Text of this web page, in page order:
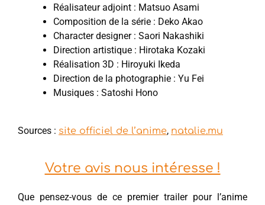
Réalisateur adjoint : Matsuo Asami
Composition de la série : Deko Akao
Character designer : Saori Nakashiki
Direction artistique : Hirotaka Kozaki
Réalisation 3D : Hiroyuki Ikeda
Direction de la photographie : Yu Fei
Musiques : Satoshi Hono
Sources : site officiel de l’anime, natalie.mu
Votre avis nous intéresse !
Que pensez-vous de ce premier trailer pour l’anime